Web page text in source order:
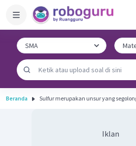
Beranda Sulfur merupakan unsur yang
Iklan